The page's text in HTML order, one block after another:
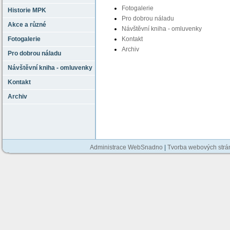
Historie MPK
Akce a různé
Fotogalerie
Pro dobrou náladu
Návštěvní kniha - omluvenky
Kontakt
Archiv
Fotogalerie
Pro dobrou náladu
Návštěvní kniha - omluvenky
Kontakt
Archiv
Administrace WebSnadno Tvorba webových